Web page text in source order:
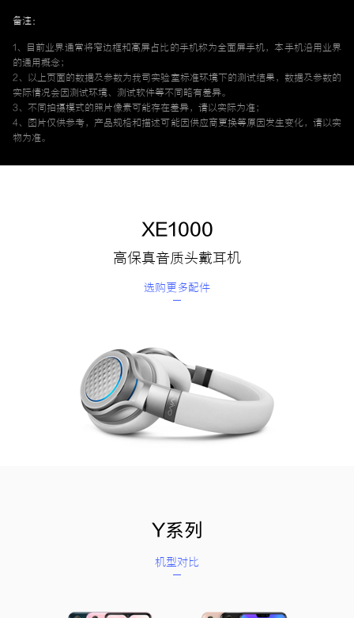
备注：
1、目前业界通常将窄边框和高屏占比的手机称为全面屏手机，本手机沿用业界
的通用概念；
2、以上页面的数据及参数为我司实验室标准环境下的测试结果，数据及参数的
实际情况会因测试环境、测试软件等不同略有差异。
3、不同拍摄模式的照片像素可能存在差异，请以实际为准；
4、图片仅供参考，产品规格和描述可能因供应商更换等原因发生变化，请以实
物为准。
XE1000
高保真音质头戴耳机
选购更多配件
Y系列
机型对比